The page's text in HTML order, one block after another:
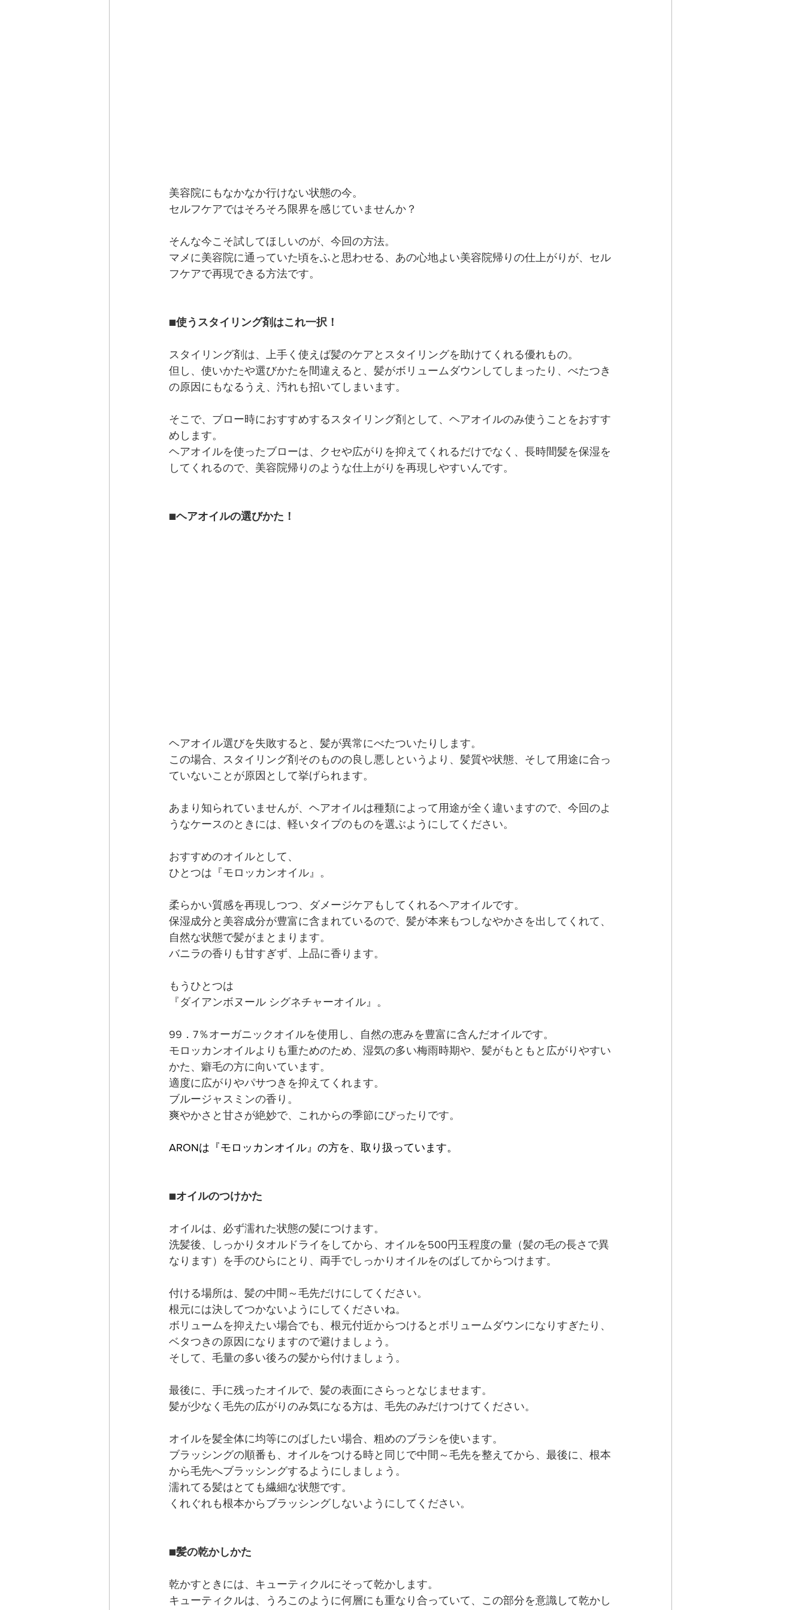
美容院にもなかなか行けない状態の今。
セルフケアではそろそろ限界を感じていませんか？
そんな今こそ試してほしいのが、今回の方法。
マメに美容院に通っていた頃をふと思わせる、あの心地よい美容院帰りの仕上がりが、セル
フケアで再現できる方法です。
■使うスタイリング剤はこれ一択！
スタイリング剤は、上手く使えば髪のケアとスタイリングを助けてくれる優れもの。
但し、使いかたや選びかたを間違えると、髪がボリュームダウンしてしまったり、べたつき
の原因にもなるうえ、汚れも招いてしまいます。
そこで、ブロー時におすすめするスタイリング剤として、ヘアオイルのみ使うことをおすす
めします。
ヘアオイルを使ったブローは、クセや広がりを抑えてくれるだけでなく、長時間髪を保湿を
してくれるので、美容院帰りのような仕上がりを再現しやすいんです。
■ヘアオイルの選びかた！
ヘアオイル選びを失敗すると、髪が異常にべたついたりします。
この場合、スタイリング剤そのものの良し悪しというより、髪質や状態、そして用途に合っ
ていないことが原因として挙げられます。
あまり知られていませんが、ヘアオイルは種類によって用途が全く違いますので、今回のよ
うなケースのときには、軽いタイプのものを選ぶようにしてください。
おすすめのオイルとして、
ひとつは『モロッカンオイル』。
柔らかい質感を再現しつつ、ダメージケアもしてくれるヘアオイルです。
保湿成分と美容成分が豊富に含まれているので、髪が本来もつしなやかさを出してくれて、
自然な状態で髪がまとまります。
バニラの香りも甘すぎず、上品に香ります。
もうひとつは
『ダイアンボヌール シグネチャーオイル』。
99．7％オーガニックオイルを使用し、自然の恵みを豊富に含んだオイルです。
モロッカンオイルよりも重ためのため、湿気の多い梅雨時期や、髪がもともと広がりやすい
かた、癖毛の方に向いています。
適度に広がりやパサつきを抑えてくれます。
ブルージャスミンの香り。
爽やかさと甘さが絶妙で、これからの季節にぴったりです。
ARONは『モロッカンオイル』の方を、取り扱っています。
■オイルのつけかた
オイルは、必ず濡れた状態の髪につけます。
洗髪後、しっかりタオルドライをしてから、オイルを500円玉程度の量（髪の毛の長さで異
なります）を手のひらにとり、両手でしっかりオイルをのばしてからつけます。
付ける場所は、髪の中間～毛先だけにしてください。
根元には決してつかないようにしてくださいね。
ボリュームを抑えたい場合でも、根元付近からつけるとボリュームダウンになりすぎたり、
ベタつきの原因になりますので避けましょう。
そして、毛量の多い後ろの髪から付けましょう。
最後に、手に残ったオイルで、髪の表面にさらっとなじませます。
髪が少なく毛先の広がりのみ気になる方は、毛先のみだけつけてください。
オイルを髪全体に均等にのばしたい場合、粗めのブラシを使います。
ブラッシングの順番も、オイルをつける時と同じで中間～毛先を整えてから、最後に、根本
から毛先へブラッシングするようにしましょう。
濡れてる髪はとても繊細な状態です。
くれぐれも根本からブラッシングしないようにしてください。
■髪の乾かしかた
乾かすときには、キューティクルにそって乾かします。
キューティクルは、うろこのように何層にも重なり合っていて、この部分を意識して乾かし